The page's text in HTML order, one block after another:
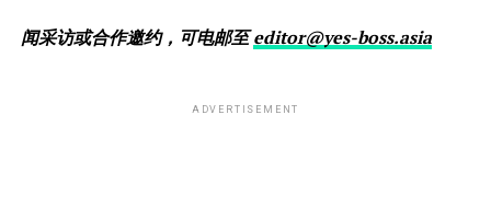
闻采访或合作邀约，可电邮至editor@yes-boss.asia
ADVERTISEMENT